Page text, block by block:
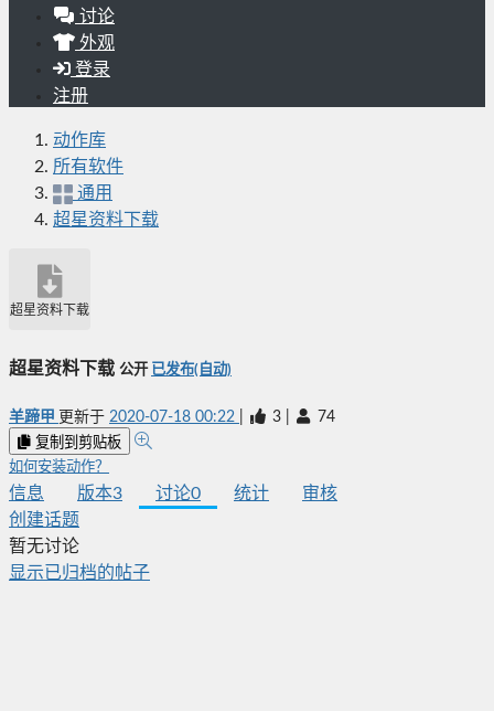
讨论
外观
登录
注册
动作库
所有软件
通用
超星资料下载
超星资料下载
超星资料下载 公开 已发布(自动)
羊蹄甲 更新于 2020-07-18 00:22 3 74
复制到剪贴板
如何安装动作？
信息 版本3 讨论0 统计
审核
创建话题
暂无讨论
显示已归档的帖子